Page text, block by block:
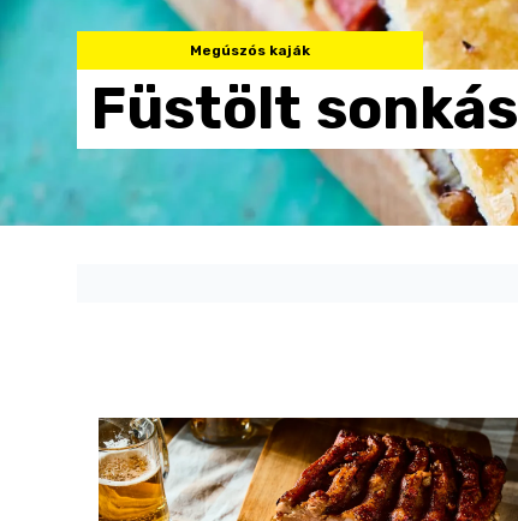
Megúszós kaják
Füstölt sonkás